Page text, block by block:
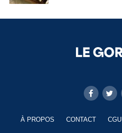
À PROPOS CONTACT CGU